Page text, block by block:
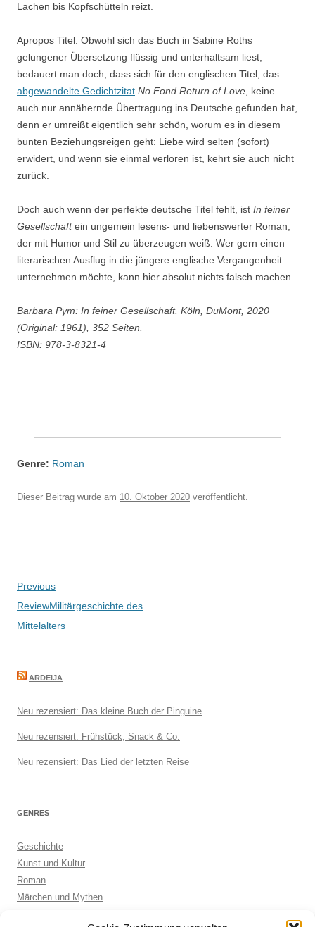
Lachen bis Kopfschütteln reizt.
Apropos Titel: Obwohl sich das Buch in Sabine Roths
gelungener Übersetzung flüssig und unterhaltsam liest,
bedauert man doch, dass sich für den englischen Titel, das
abgewandelte Gedichtzitat No Fond Return of Love , keine
auch nur annähernde Übertragung ins Deutsche gefunden hat,
denn er umreißt eigentlich sehr schön, worum es in diesem
bunten Beziehungsreigen geht: Liebe wird selten (sofort)
erwidert, und wenn sie einmal verloren ist, kehrt sie auch nicht
zurück.
Doch auch wenn der perfekte deutsche Titel fehlt, ist In feiner
Gesellschaftein ungemein lesens- und liebenswerter Roman,
der mit Humor und Stil zu überzeugen weiß. Wer gern einen
literarischen Ausflug in die jüngere englische Vergangenheit
unternehmen möchte, kann hier absolut nichts falsch machen.
Barbara Pym: In feiner Gesellschaft. Köln, DuMont, 2020
(Original: 1961), 352 Seiten.
ISBN: 978-3-8321-4
Genre: Roman
Dieser Beitrag wurde am 10. Oktober 2020 veröffentlicht.
Beitragsnavigation
Previous
ReviewMilitärgeschichte des
Mittelalters
ARDEIJA
Neu rezensiert: Das kleine Buch der Pinguine
Neu rezensiert: Frühstück, Snack & Co.
Neu rezensiert: Das Lied der letzten Reise
GENRES
Geschichte
Kunst und Kultur
Roman
Märchen und Mythen